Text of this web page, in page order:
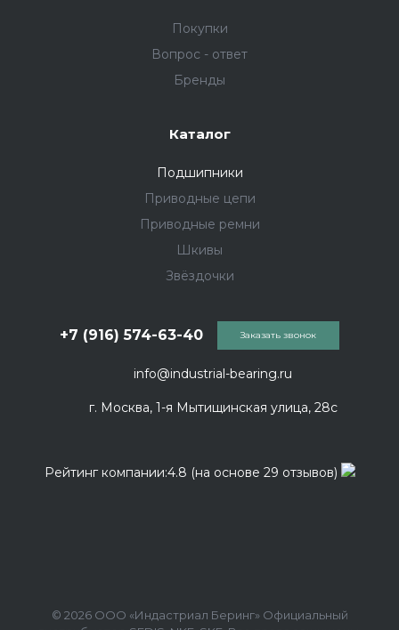
Покупки
Вопрос - ответ
Бренды
Каталог
Подшипники
Приводные цепи
Приводные ремни
Шкивы
Звёздочки
info@industrial-bearing.ru
+7 (916) 574-63-40
г. Москва, 1-я Мытищинская улица, 28с
Заказать звонок
Рейтинг компании:4.8 (на основе 29 отзывов)
© 2026 ООО «Индастриал Беринг» Официальный